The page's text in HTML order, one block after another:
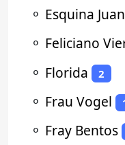
⚬ Esquina
⚬ Feliciano
⚬ Florida 2
⚬ Frau Vogel
⚬ Fray Bentos